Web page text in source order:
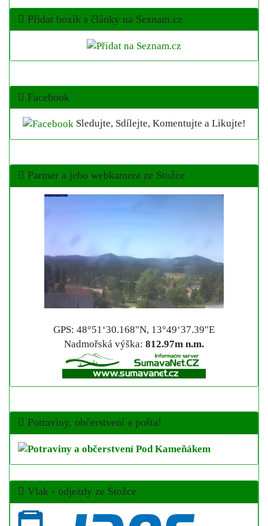
Přidat boxík s články na Seznam.cz
Facebook
Sledujte, Sdílejte, Komentujte a Likujte!
Partner a jeho webkamera ze Stožce
GPS: 48°51‘30.168"N, 13°49‘37.39"E
Nadmořská výška: 812.97m n.m.
Potraviny, občerstvení a pošta!
Vlak - odjezdy ze Stožce